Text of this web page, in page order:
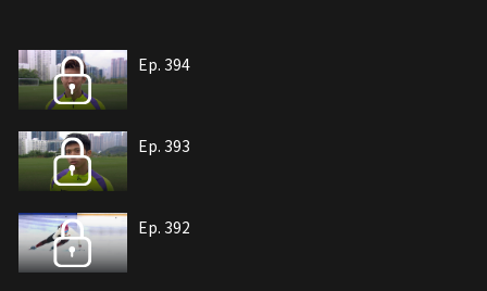
Ep. 394
Ep. 393
Ep. 392